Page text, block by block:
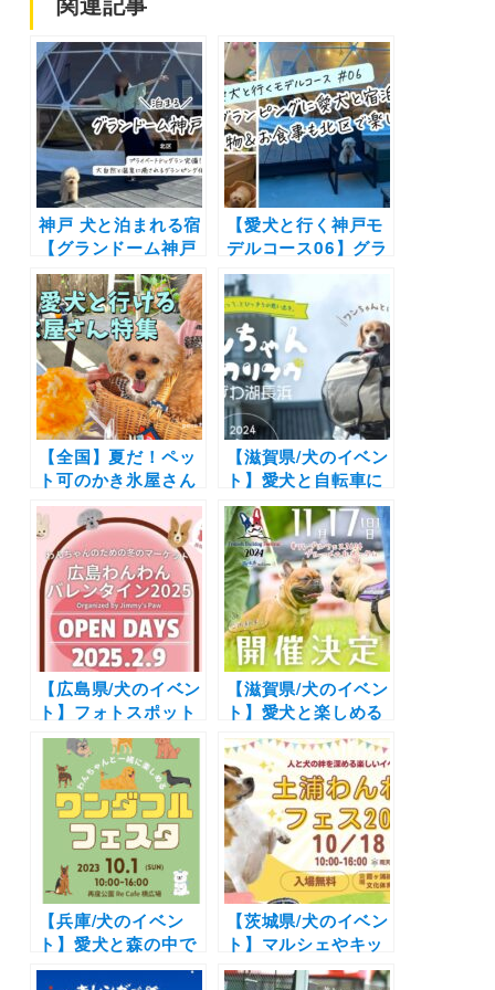
関連記事
神戸 犬と泊まれる宿
【グランドーム神戸
天空】プライベート
ドッグラン完備！大
自然と温泉に癒され
るグランピング体験
を愛犬と
【愛犬と行く神戸モ
デルコース06】グラ
ンドーム神戸天空～
神戸三田プレミア
ム・アウトレット～
ファームサーカス食
堂
【全国】夏だ！ペッ
ト可のかき氷屋さん
特集！新規オープン
から超人気カフェま
で | 愛犬と夏を感じ
よう！
【滋賀県/犬のイベン
ト】愛犬と自転車に
乗って人気のカフェ
へ「ワンちゃんサイ
クリング in びわ湖
長浜」参加受付スタ
ート
【広島県/犬のイベン
ト】フォトスポット
から大抽選会まで
「広島わんわんバレ
ンタイン2025」（広
島広域公園）2/9
【滋賀県/犬のイベン
ト】愛犬と楽しめる
コンテンツから撮影
会まで♪「フレブル
フェス 2024 meets
滋賀農業公園ブルー
メの丘 Autumn」
（滋賀農業公園ブル
ーメの丘）11/17
【兵庫/犬のイベン
ト】愛犬と森の中で
ライブ鑑賞やマルシ
【茨城県/犬のイベン
ト】マルシェやキッ
チンカーも出店「土